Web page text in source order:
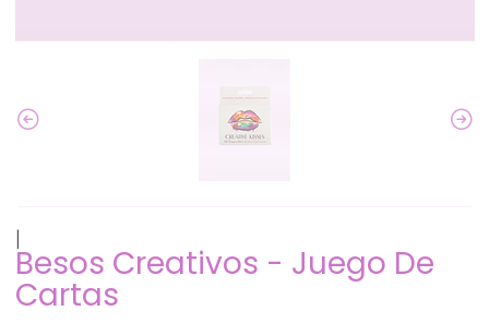
Besos Creativos - Juego De
Cartas